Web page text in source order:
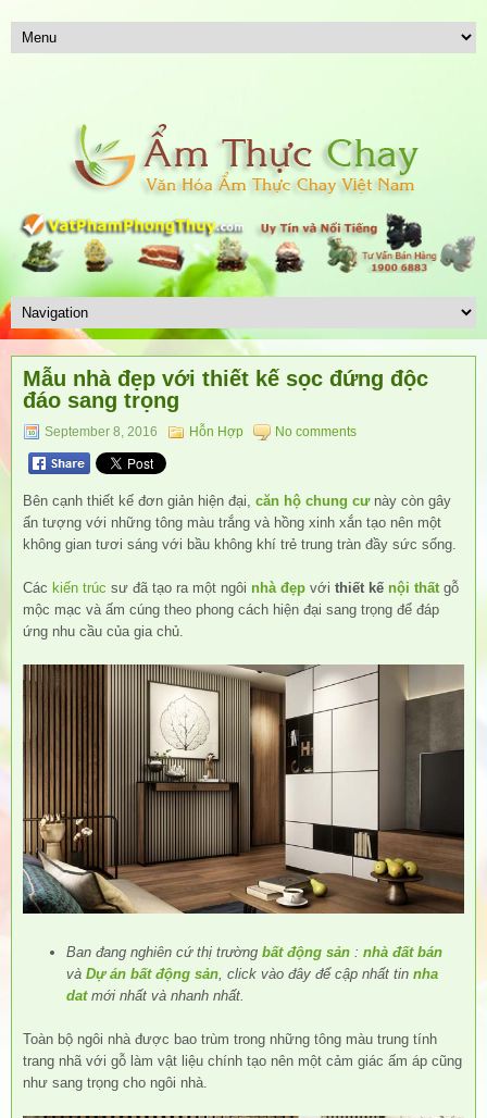
Mẫu nhà đẹp với thiết kế sọc đứng độc
đáo sang trọng
September 8, 2016 Hỗn Hợp No comments
Bên cạnh thiết kế đơn giản hiện đại, căn hộ chung cưnày còn gây
ấn tượng với những tông màu trắng và hồng xinh xắn tạo nên một
không gian tươi sáng với bầu không khí trẻ trung tràn đầy sức sống.
Các kiến trúc sư đã tạo ra một ngôi nhà đẹp với thiết kế nội thấtgỗ
mộc mạc và ấm cúng theo phong cách hiện đại sang trọng để đáp
ứng nhu cầu của gia chủ.
Ban đang nghiên cứ thị trường bất động sản : nhà đất bán
và Dự án bất động sản , click vào đây để cập nhất tin nha
dat mới nhất và nhanh nhất.
Toàn bộ ngôi nhà được bao trùm trong những tông màu trung tính
trang nhã với gỗ làm vật liệu chính tạo nên một cảm giác ấm áp cũng
như sang trọng cho ngôi nhà.